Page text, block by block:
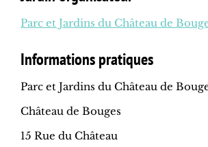
Parc et Jardins du Château de
Informations pratiques
Parc et Jardins du Château de
Château de Bouges
15 Rue du Château